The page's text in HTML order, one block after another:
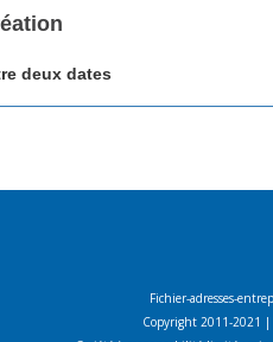
deux dates
Fichier-adresses-
Copyright 2011-2021 |